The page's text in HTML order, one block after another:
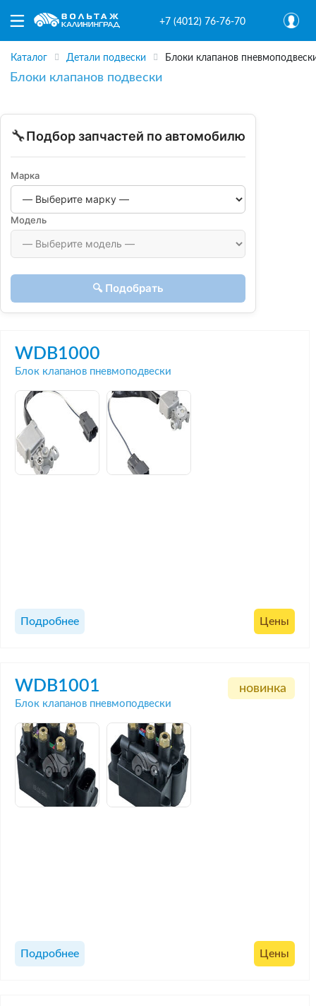
+7 (4012) 76-76-70
Каталог Детали подвески Блоки клапанов
Блоки клапанов подвески
🔧Подбор запчастей по автомобилю
Марка
Модель
🔍 Подобрать
WDB1000
Блок клапанов пневмоподвески
Подробнее Цены
WDB1001
Блок клапанов пневмоподвески
новинка
Подробнее Цены